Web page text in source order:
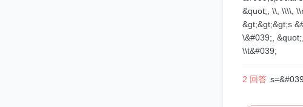
&quot;, \\, \\\\,
&gt;&gt;&gt;s
\&#039;,
\\t&#039;
2 回答